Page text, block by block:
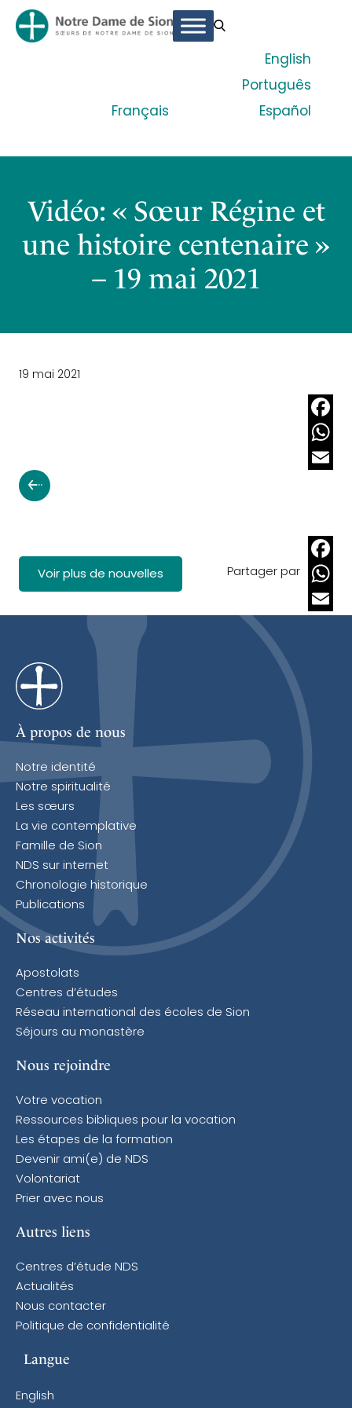
Français
English
Português
Español
Vidéo: « Sœur Régine et
une histoire centenaire »
– 19 mai 2021
19 mai 2021
Voir plus de nouvelles Partager par
À propos de nous
Notre identité
Notre spiritualité
Les sœurs
La vie contemplative
Famille de Sion
NDS sur internet
Chronologie historique
Publications
Nos activités
Apostolats
Centres d’études
Réseau international des écoles de Sion
Séjours au monastère
Nous rejoindre
Votre vocation
Ressources bibliques pour la vocation
Les étapes de la formation
Devenir ami(e) de NDS
Volontariat
Prier avec nous
Autres liens
Centres d’étude NDS
Actualités
Nous contacter
Politique de confidentialité
Langue
English